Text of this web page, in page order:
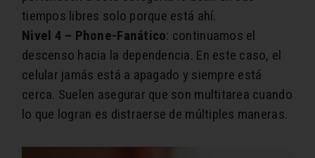
tiempos libres solo porque está ahí.
Nivel 4 – Phone-Fanático: continuamos el
descenso hacia la dependencia. En este caso, el
celular jamás está a apagado y siempre está
cerca. Suelen asegurar que son multitarea cuando
lo que logran es distraerse de múltiples maneras.